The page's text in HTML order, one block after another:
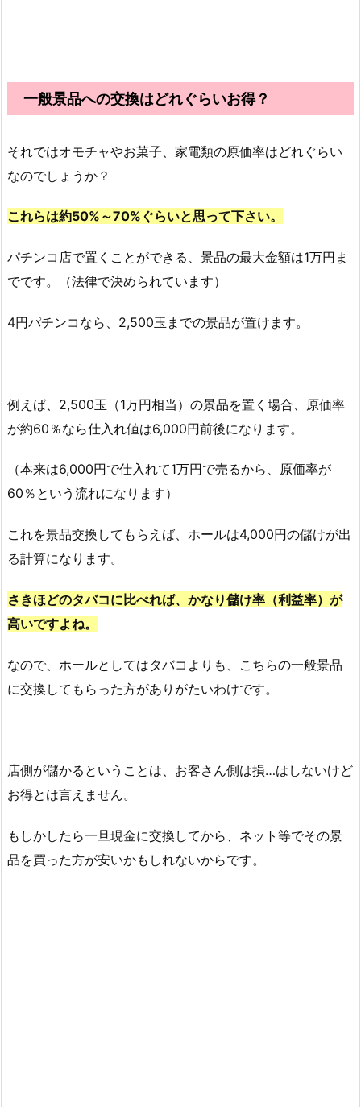
一般景品への交換はどれぐらいお得？
それではオモチャやお菓子、家電類の原価率はどれぐらい
なのでしょうか？
これらは約50%～70%ぐらいと思って下さい。
パチンコ店で置くことができる、景品の最大金額は1万円ま
でです。（法律で決められています）
4円パチンコなら、2,500玉までの景品が置けます。
例えば、2,500玉（1万円相当）の景品を置く場合、 原価率
が約60％なら仕入れ値は6,000円前後になります。
（本来は6,000円で仕入れて1万円で売るから、原価率が
60％という流れになります）
これを景品交換してもらえば、ホールは4,000円の儲けが出
る計算になります。
さきほどのタバコに比べれば、かなり儲け率（利益率）が
高いですよね。
なので、ホールとしてはタバコよりも、こちらの一般景品
に交換してもらった方がありがたいわけです。
店側が儲かるということは、お客さん側は損…はしないけど
お得とは言えません。
もしかしたら一旦現金に交換してから、ネット等でその景
品を買った方が安いかもしれないからです。